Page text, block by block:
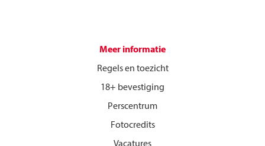
Meer informatie
Regels en toezicht
18+ bevestiging
Perscentrum
Fotocredits
Vacatures